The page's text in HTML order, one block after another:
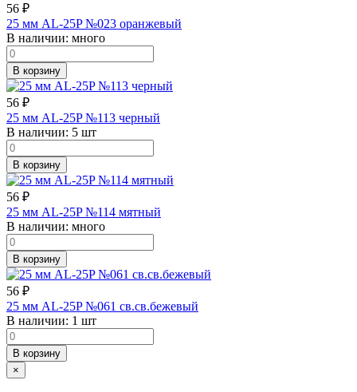
56 ₽
25 мм AL-25P №023 оранжевый
В наличии: много
В корзину
56 ₽
25 мм AL-25P №113 черный
В наличии: 5 шт
В корзину
56 ₽
25 мм AL-25P №114 мятный
В наличии: много
В корзину
56 ₽
25 мм AL-25P №061 св.св.бежевый
В наличии: 1 шт
В корзину
×